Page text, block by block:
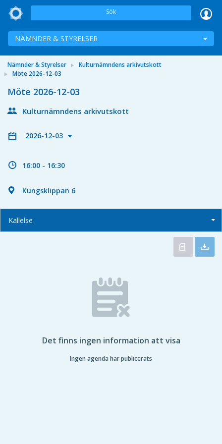
Sök
NÄMNDER & STYRELSER
Nämnder & Styrelser
Kulturnämndens arkivutskott
Möte 2026-12-03
Möte 2026-12-03
Kulturnämndens arkivutskott
2026-12-03
16:00 - 16:30
Kungsklippan 6
Kallelse
Det finns ingen information att visa
Ingen agenda har publicerats